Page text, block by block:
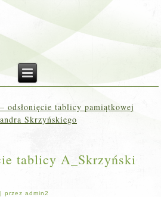
odsłonięcie tablicy pamiątkowej
Skrzyńskiego
tablicy A_Skrzyński
|przez admin2